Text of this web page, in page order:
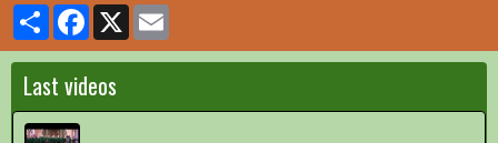
PartagerFacebook
X
Last videos